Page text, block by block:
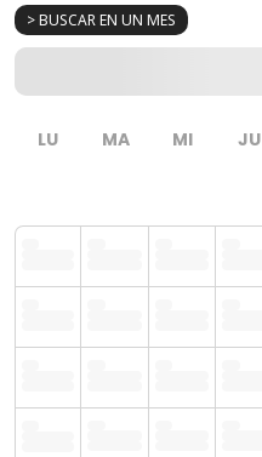
> BUSCAR EN UN MES
LU MA MI JU